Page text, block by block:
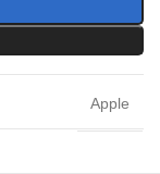
Apple